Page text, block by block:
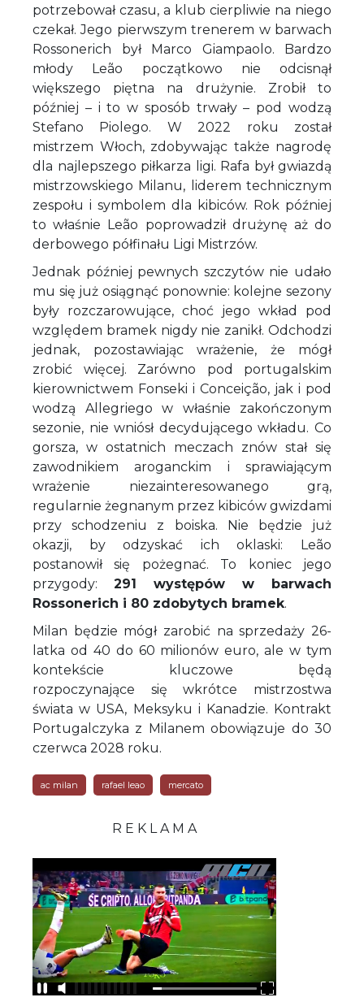
potrzebował czasu, a klub cierpliwie na niego
czekał. Jego pierwszym trenerem w barwach
Rossonerich był Marco Giampaolo. Bardzo
młody Leão początkowo nie odcisnął
większego piętna na drużynie. Zrobił to
później – i to w sposób trwały – pod wodzą
Stefano Piolego. W 2022 roku został
mistrzem Włoch, zdobywając także nagrodę
dla najlepszego piłkarza ligi. Rafa był gwiazdą
mistrzowskiego Milanu, liderem technicznym
zespołu i symbolem dla kibiców. Rok później
to właśnie Leão poprowadził drużynę aż do
derbowego półfinału Ligi Mistrzów.
Jednak później pewnych szczytów nie udało
mu się już osiągnąć ponownie: kolejne sezony
były rozczarowujące, choć jego wkład pod
względem bramek nigdy nie zanikł. Odchodzi
jednak, pozostawiając wrażenie, że mógł
zrobić więcej. Zarówno pod portugalskim
kierownictwem Fonseki i Conceição, jak i pod
wodzą Allegriego w właśnie zakończonym
sezonie, nie wniósł decydującego wkładu. Co
gorsza, w ostatnich meczach znów stał się
zawodnikiem aroganckim i sprawiającym
wrażenie niezainteresowanego grą,
regularnie żegnanym przez kibiców gwizdami
przy schodzeniu z boiska. Nie będzie już
okazji, by odzyskać ich oklaski: Leão
postanowił się pożegnać. To koniec jego
przygody: 291 występów w barwach
Rossonerich i 80 zdobytych bramek.
Milan będzie mógł zarobić na sprzedaży 26-
latka od 40 do 60 milionów euro, ale w tym
kontekście kluczowe będą
rozpoczynające się wkrótce mistrzostwa
świata w USA, Meksyku i Kanadzie. Kontrakt
Portugalczyka z Milanem obowiązuje do 30
czerwca 2028 roku.
ac milan rafael leao mercato
R E K L A M A